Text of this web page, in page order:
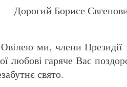
Дорогий Борисе
ми, члени Президії
любові гаряче Вас
свято.